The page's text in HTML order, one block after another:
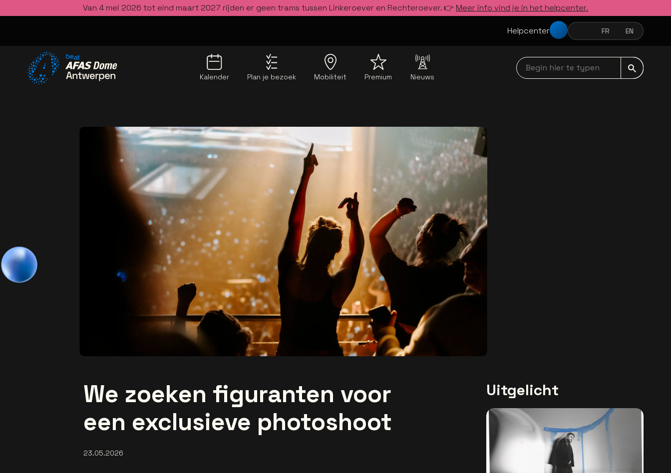
Van 4 mei 2026 tot eind maart 2027 rijden er geen trams tussen Linkeroever en Rechteroever. 👉 Meer info vind je in het helpcenter.
Helpcenter NEDERLANDSFRANÇAIS
FR ENGLISH
EN
Kalender Plan je bezoek Mobiliteit Premium Nieuws
Begin hier te typen navbar
We zoeken figuranten voor
een exclusieve photoshoot
23.05.2026
Uitgelicht